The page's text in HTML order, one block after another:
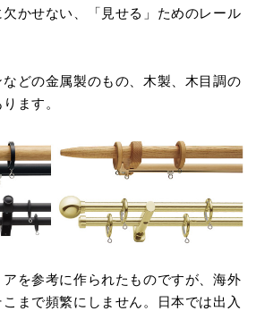
かせない、「見せる」ためのレール
どの金属製のもの、木製、木目調の
ます。
を参考に作られたものですが、海外
まで頻繁にしません。日本では出入